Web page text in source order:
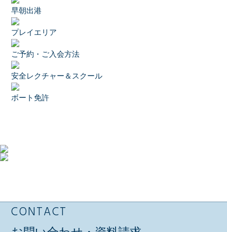
早朝出港
プレイエリア
ご予約・ご入会方法
安全レクチャー＆スクール
ボート免許
CONTACT